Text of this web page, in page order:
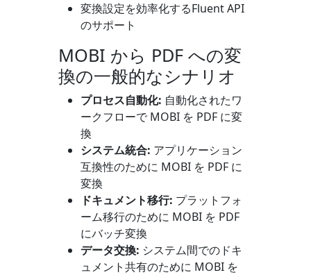
変換設定を効率化するFluent API
のサポート
MOBI から PDF への変
換の一般的なシナリオ
プロセス自動化: 自動化されたワ
ークフローで MOBI を PDF に変
換
システム統合: アプリケーション
互換性のために MOBI を PDF に
変換
ドキュメント移行: プラットフォ
ーム移行のために MOBI を PDF
にバッチ変換
データ交換: システム間でのドキ
ュメント共有のために MOBI を